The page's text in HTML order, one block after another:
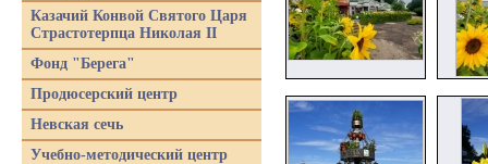
Казачий Конвой Святого Царя
Страстотерпца Николая II
Фонд "Берега"
Продюсерский центр
Невская сечь
Учебно-методический центр